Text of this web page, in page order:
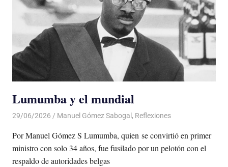
Lumumba y el mundial
29/06/2026 De todo un Poco
Manuel Gómez Sabogal , Reflexiones
Por Manuel Gómez S Lumumba, quien se convirtió en primer
ministro con solo 34 años, fue fusilado por un pelotón con el
respaldo de autoridades belgas